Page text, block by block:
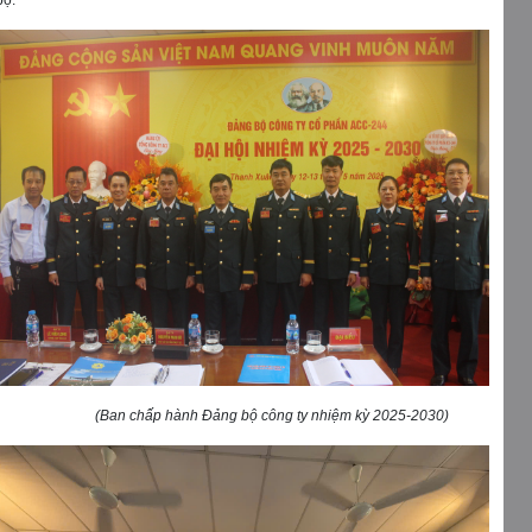
chấp hành Đảng bộ công ty nhiệm kỳ 2025-2030)